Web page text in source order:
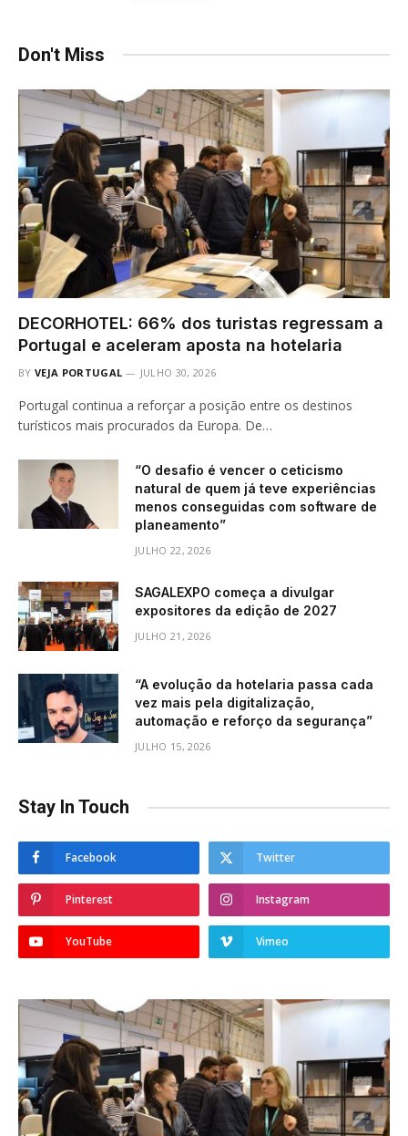
Don't Miss
DECORHOTEL: 66% dos turistas regressam a
Portugal e aceleram aposta na hotelaria
BY VEJA PORTUGAL JULHO 30, 2026
Portugal continua a reforçar a posição entre os destinos
turísticos mais procurados da Europa. De…
“O desafio é vencer o ceticismo
natural de quem já teve experiências
menos conseguidas com software de
planeamento”
JULHO 22, 2026
SAGALEXPO começa a divulgar
expositores da edição de 2027
JULHO 21, 2026
“A evolução da hotelaria passa cada
vez mais pela digitalização,
automação e reforço da segurança”
JULHO 15, 2026
Stay In Touch
Facebook Twitter
Pinterest Instagram
YouTube Vimeo